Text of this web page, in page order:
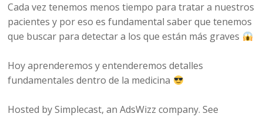
Cada vez tenemos menos tiempo para tratar a nuestros
pacientes y por eso es fundamental saber que tenemos
que buscar para detectar a los que están más graves
Hoy aprenderemos y entenderemos detalles
fundamentales dentro de la medicina
Hosted by Simplecast, an AdsWizz company. See